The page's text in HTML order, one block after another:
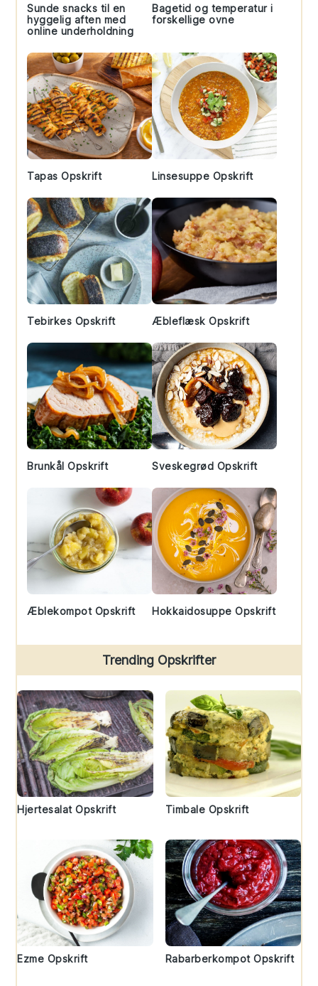
Sunde snacks til en
hyggelig aften med
online underholdning
Bagetid og temperatur i
forskellige ovne
Tapas Opskrift Linsesuppe Opskrift
Tebirkes Opskrift Æbleflæsk Opskrift
Brunkål Opskrift Sveskegrød Opskrift
Æblekompot Opskrift Hokkaidosuppe Opskrift
Trending Opskrifter
Hjertesalat Opskrift Timbale Opskrift
Ezme Opskrift Rabarberkompot Opskrift